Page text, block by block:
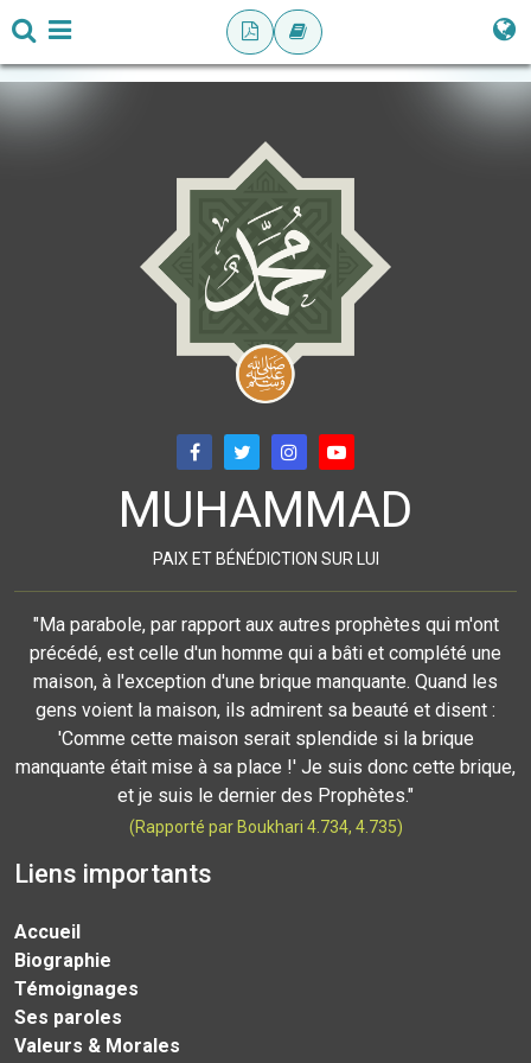
MUHAMMAD
PAIX ET BÉNÉDICTION SUR LUI
"Ma parabole, par rapport aux autres prophètes qui m'ont
précédé, est celle d'un homme qui a bâti et complété une
maison, à l'exception d'une brique manquante. Quand les
gens voient la maison, ils admirent sa beauté et disent :
'Comme cette maison serait splendide si la brique
manquante était mise à sa place !' Je suis donc cette brique,
et je suis le dernier des Prophètes."
(Rapporté par Boukhari 4.734, 4.735)
Liens importants
Accueil
Biographie
Témoignages
Ses paroles
Valeurs & Morales